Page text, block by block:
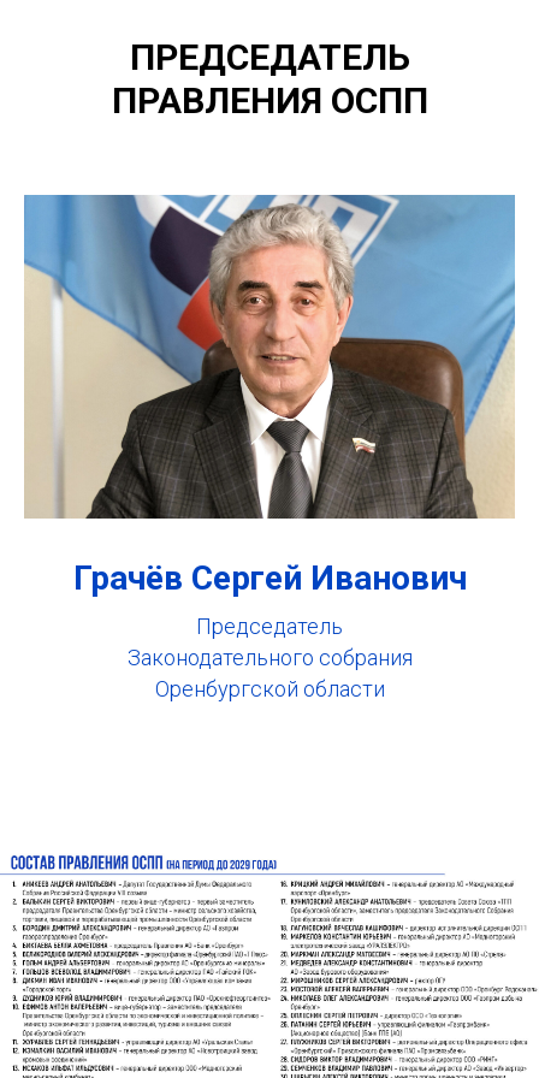
ПРЕДСЕДАТЕЛЬ
ПРАВЛЕНИЯ ОСПП
Грачёв Сергей Иванович
Председатель
Законодательного собрания
Оренбургской области